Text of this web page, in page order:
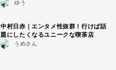
ゆう
中村日赤｜エンタメ性抜群！行けば話
題にしたくなるユニークな喫茶店
うめさん